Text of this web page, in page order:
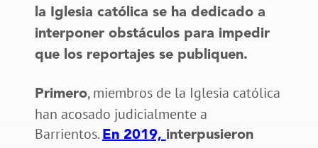
la Iglesia católica se ha dedicado a
interponer obstáculos para impedir
que los reportajes se publiquen.
Primero, miembros de la Iglesia católica
han acosado judicialmente a
Barrientos. En 2019, interpusieron